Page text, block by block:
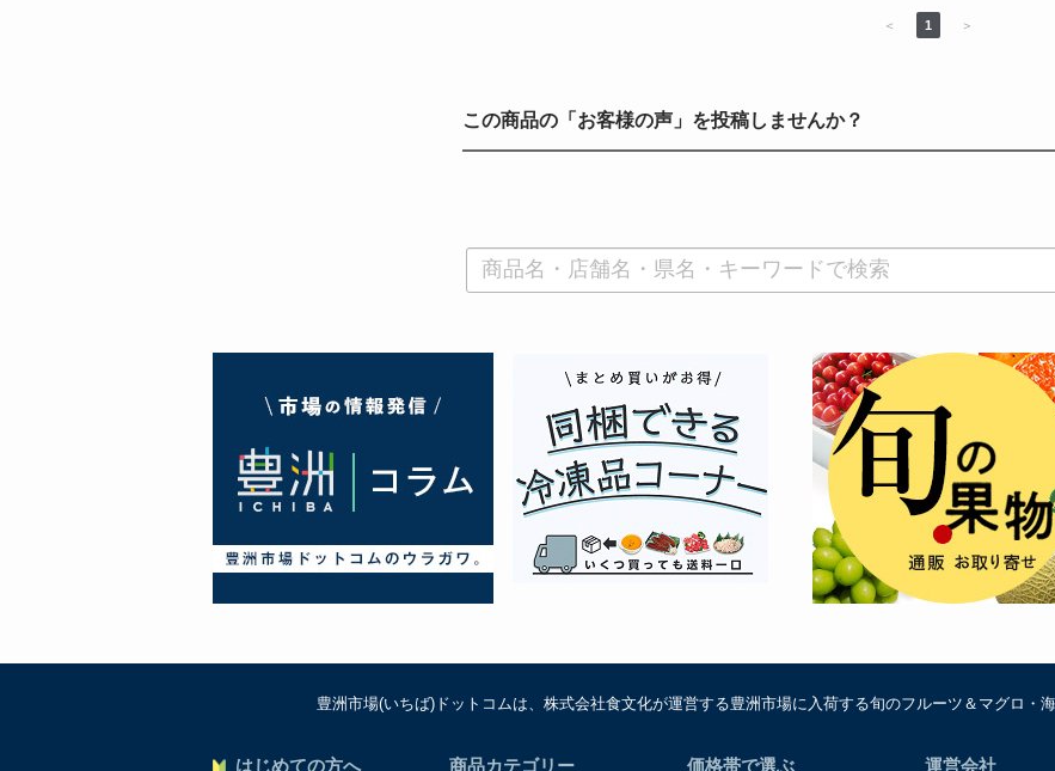
＜ 1 ＞
この商品の「お客様の声」を投稿しませんか？
豊洲市場(いちば)ドットコムは、株式会社食文化が運営する豊洲市場に入荷する旬のフルーツ＆マグロ・
はじめての方へ 商品カテゴリー 価格帯で選ぶ 運営会社